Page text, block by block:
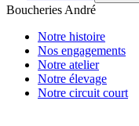
Boucheries André
Notre histoire
Nos engagements
Notre atelier
Notre élevage
Notre circuit court